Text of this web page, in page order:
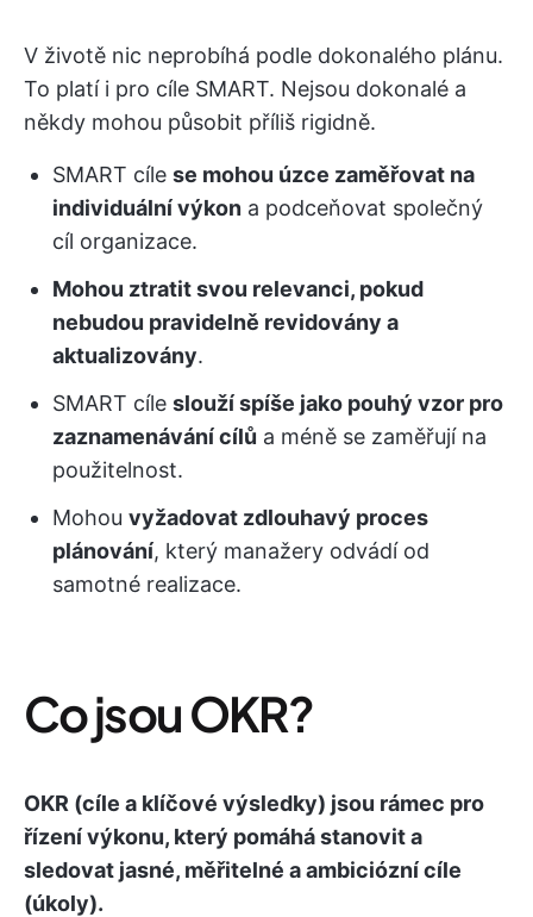
V životě nic neprobíhá podle dokonalého plánu.
To platí i pro cíle SMART. Nejsou dokonalé a
někdy mohou působit příliš rigidně.
SMART cíle se mohou úzce zaměřovat na
individuální výkon a podceňovat společný
cíl organizace.
Mohou ztratit svou relevanci, pokud
nebudou pravidelně revidovány a
aktualizovány.
SMART cíle slouží spíše jako pouhý vzor pro
zaznamenávání cílů a méně se zaměřují na
použitelnost.
Mohou vyžadovat zdlouhavý proces
plánování, který manažery odvádí od
samotné realizace.
Co jsou OKR?
OKR (cíle a klíčové výsledky) jsou rámec pro
řízení výkonu, který pomáhá stanovit a
sledovat jasné, měřitelné a ambiciózní cíle
(úkoly).